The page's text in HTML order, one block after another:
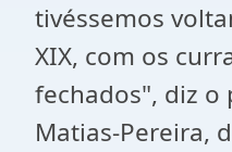
tivéssemos
XIX, com os
fechados", diz o
Matias-Pereira,